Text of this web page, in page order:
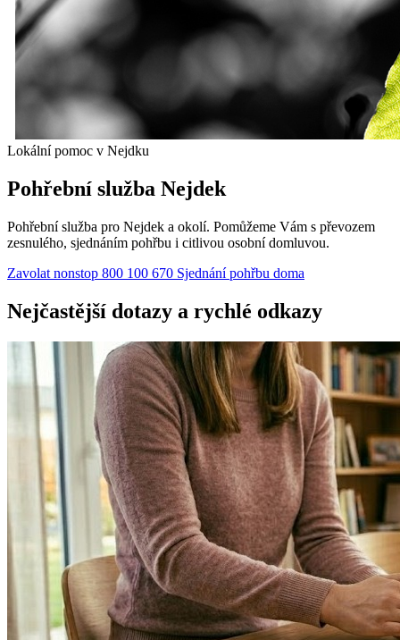
Lokální pomoc v Nejdku
Pohřební služba Nejdek
Pohřební služba pro Nejdek a okolí. Pomůžeme Vám s převozem
zesnulého, sjednáním pohřbu i citlivou osobní domluvou.
Zavolat nonstop 800 100 670 Sjednání pohřbu doma
Nejčastější dotazy a rychlé odkazy